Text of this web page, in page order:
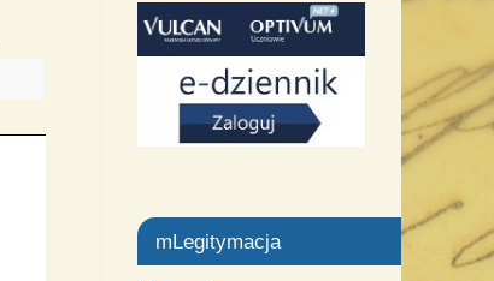
mLegitymacja